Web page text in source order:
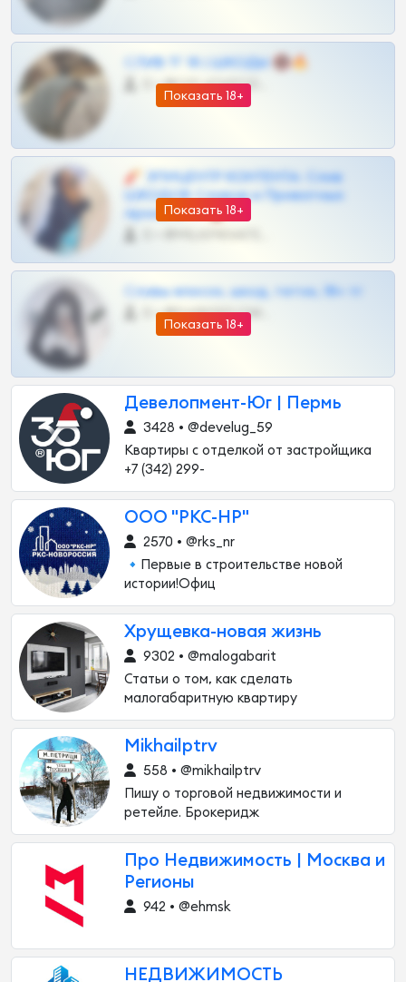
Показать 18+
СЛИВ ТГ 18 | ШКОДЫ 🔞🔥
0 •
Показать 18+
🧨 ЭПИЦЕНТР КОНТЕНТА: Слив
ШКОДОВ Сливов и Приватных
Архивов ТГ 🔞💎
Показать 18+
Сливы вписок, шкод, теток, 18+ тг
0 •
Девелопмент-Юг | Пермь
3428 • @develug_59
Квартиры с отделкой от застройщика
+7 (342) 299-
ООО "РКС-НР"
2570 • @rks_nr
🔹Первые в строительстве новой
истории!Офиц
Хрущевка-новая жизнь
9302 • @malogabarit
Статьи о том, как сделать
малогабаритную квартиру
Mikhailptrv
558 • @mikhailptrv
Пишу о торговой недвижимости и
ретейле. Брокеридж
Про Недвижимость | Москва и
Регионы
942 • @ehmsk
НЕДВИЖИМОСТЬ